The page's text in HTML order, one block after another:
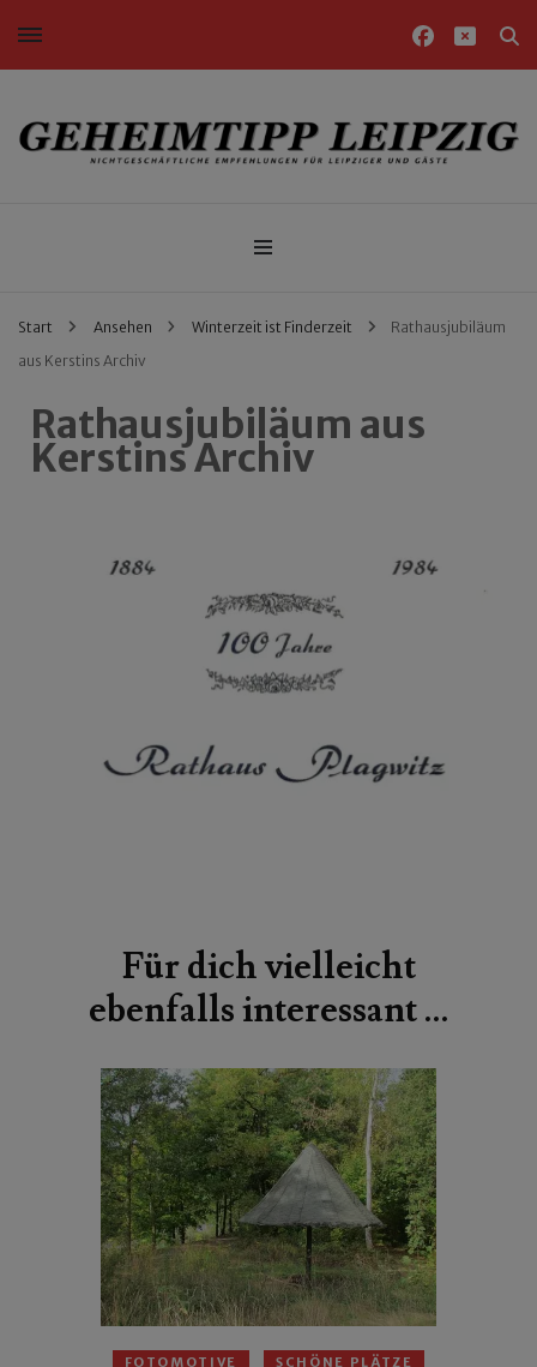
Nichtgeschäftliche Empfehlungen für Leipziger und Gäste
Start Ansehen Winterzeit ist Finderzeit
Rathausjubiläum
aus Kerstins Archiv
Rathausjubiläum aus
Kerstins Archiv
Für dich vielleicht
ebenfalls interessant …
FOTOMOTIVE SCHÖNE PLÄTZE